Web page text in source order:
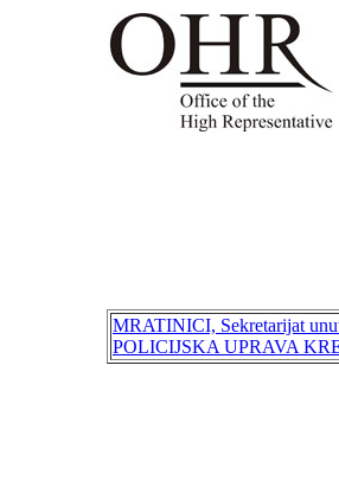
MRATINICI, Sekretarijat
POLICIJSKA UPRAVA